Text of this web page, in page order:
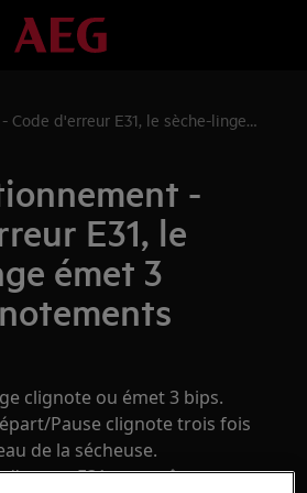
Code d'erreur E31, le sèche-linge
-
E31, le
émet 3
clignote ou émet 3 bips.
Pause clignote trois fois
de la sécheuse.
d'erreur E31 apparaît sur